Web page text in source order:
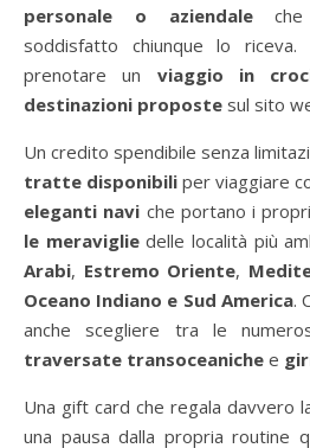
personale o aziendaleche
soddisfatto chiunque lo
prenotare un viaggio in
destinazioni proposte sul sito
Un credito spendibile senza
tratte disponibili per viaggiare
eleganti navi che portano i
le meravigliedelle località più
Arabi, Estremo Oriente,
Oceano Indiano e Sud America.
anche scegliere tra le
traversate transoceaniche e
Una gift card che regala davvero
una pausa dalla propria routine